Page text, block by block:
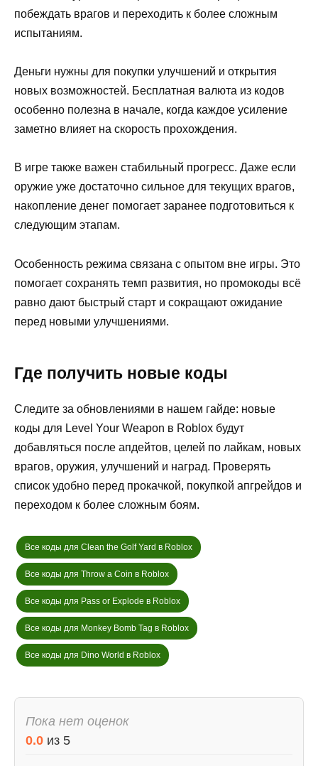
побеждать врагов и переходить к более сложным
испытаниям.
Деньги нужны для покупки улучшений и открытия
новых возможностей. Бесплатная валюта из кодов
особенно полезна в начале, когда каждое усиление
заметно влияет на скорость прохождения.
В игре также важен стабильный прогресс. Даже если
оружие уже достаточно сильное для текущих врагов,
накопление денег помогает заранее подготовиться к
следующим этапам.
Особенность режима связана с опытом вне игры. Это
помогает сохранять темп развития, но промокоды всё
равно дают быстрый старт и сокращают ожидание
перед новыми улучшениями.
Где получить новые коды
Следите за обновлениями в нашем гайде: новые
коды для Level Your Weapon в Roblox будут
добавляться после апдейтов, целей по лайкам, новых
врагов, оружия, улучшений и наград. Проверять
список удобно перед прокачкой, покупкой апгрейдов и
переходом к более сложным боям.
Все коды для Clean the Golf Yard в Roblox
Все коды для Throw a Coin в Roblox
Все коды для Pass or Explode в Roblox
Все коды для Monkey Bomb Tag в Roblox
Все коды для Dino World в Roblox
Пока нет оценок
0.0 из 5